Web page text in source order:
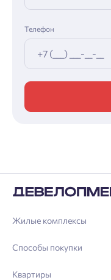
Телефон
Жилые комплексы
Способы покупки
Квартиры